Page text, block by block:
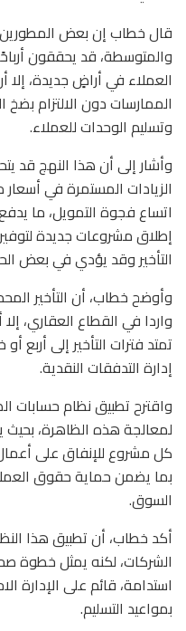
قال خطاب إن بعض
والمتوسطة، قد يحققون
العملاء في أراضٍ جديدة،
الممارسات دون الالتزام بضخ
وتسليم الوحدات للعملاء.
وأشار إلى أن هذا النهج قد
الزيادات المستمرة في أسعار
اتساع فجوة التمويل، ما
إطلاق مشروعات جديدة
التأخير وقد يؤدي في بعض
وأوضح خطاب، أن التأخير
واردا في القطاع العقاري،
تمتد فترات التأخير إلى
إدارة التدفقات النقدية.
واقترح تطبيق نظام حسابات
لمعالجة هذه الظاهرة،
كل مشروع للإنفاق على
بما يضمن حماية حقوق
السوق.
أكد خطاب، أن تطبيق هذا
الشركات، لكنه يمثل خطوة
استدامة، قائم على الإدارة
بمواعيد التسليم.